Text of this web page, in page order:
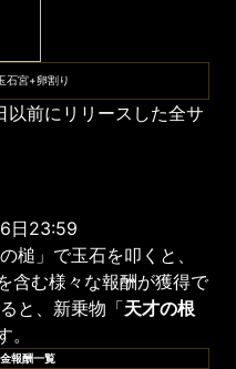
石宮+卵割り
前にリリースした全サ
日23:59
槌」で玉石を叩くと、
含む様々な報酬が獲得で
と、新乗物「天才の根
。
報酬一覧